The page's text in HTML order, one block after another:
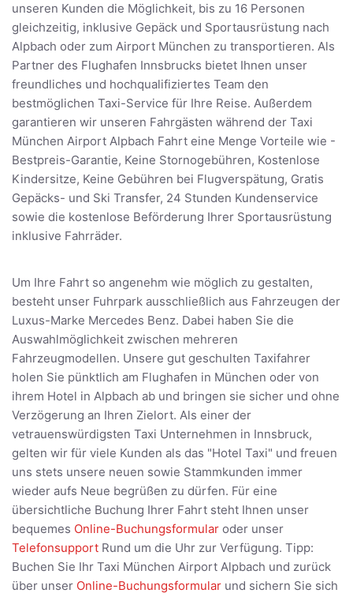
unseren Kunden die Möglichkeit, bis zu 16 Personen
gleichzeitig, inklusive Gepäck und Sportausrüstung nach
Alpbach oder zum Airport München zu transportieren. Als
Partner des Flughafen Innsbrucks bietet Ihnen unser
freundliches und hochqualifiziertes Team den
bestmöglichen Taxi-Service für Ihre Reise. Außerdem
garantieren wir unseren Fahrgästen während der Taxi
München Airport Alpbach Fahrt eine Menge Vorteile wie -
Bestpreis-Garantie, Keine Stornogebühren, Kostenlose
Kindersitze, Keine Gebühren bei Flugverspätung, Gratis
Gepäcks- und Ski Transfer, 24 Stunden Kundenservice
sowie die kostenlose Beförderung Ihrer Sportausrüstung
inklusive Fahrräder.
Um Ihre Fahrt so angenehm wie möglich zu gestalten,
besteht unser Fuhrpark ausschließlich aus Fahrzeugen der
Luxus-Marke Mercedes Benz. Dabei haben Sie die
Auswahlmöglichkeit zwischen mehreren
Fahrzeugmodellen. Unsere gut geschulten Taxifahrer
holen Sie pünktlich am Flughafen in München oder von
ihrem Hotel in Alpbach ab und bringen sie sicher und ohne
Verzögerung an Ihren Zielort. Als einer der
vetrauenswürdigsten Taxi Unternehmen in Innsbruck,
gelten wir für viele Kunden als das "Hotel Taxi" und freuen
uns stets unsere neuen sowie Stammkunden immer
wieder aufs Neue begrüßen zu dürfen. Für eine
übersichtliche Buchung Ihrer Fahrt steht Ihnen unser
bequemes Online-Buchungsformular oder unser
Telefonsupport Rund um die Uhr zur Verfügung. Tipp:
Buchen Sie Ihr Taxi München Airport Alpbach und zurück
über unser Online-Buchungsformular und sichern Sie sich